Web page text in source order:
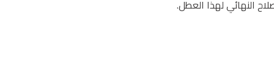
النهائي لهذا العطل.